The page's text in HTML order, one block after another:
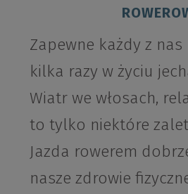
Zapewne każdy z
kilka razy w życiu
Wiatr we włosach,
to tylko niektóre
Jazda rowerem
nasze zdrowie